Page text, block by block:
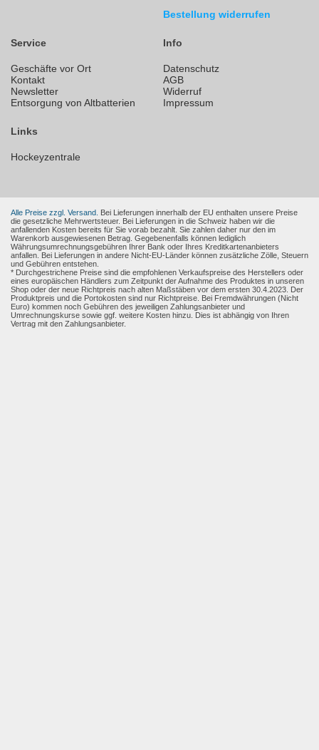
Bestellung widerrufen
Service
Geschäfte vor Ort
Kontakt
Newsletter
Entsorgung von Altbatterien
Info
Datenschutz
AGB
Widerruf
Impressum
Links
Hockeyzentrale
Alle Preise zzgl. Versand. Bei Lieferungen innerhalb der EU enthalten unsere Preise
die gesetzliche Mehrwertsteuer. Bei Lieferungen in die Schweiz haben wir die
anfallenden Kosten bereits für Sie vorab bezahlt. Sie zahlen daher nur den im
Warenkorb ausgewiesenen Betrag. Gegebenenfalls können lediglich
Währungsumrechnungsgebühren Ihrer Bank oder Ihres Kreditkartenanbieters
anfallen. Bei Lieferungen in andere Nicht-EU-Länder können zusätzliche Zölle, Steuern
und Gebühren entstehen.
* Durchgestrichene Preise sind die empfohlenen Verkaufspreise des Herstellers oder
eines europäischen Händlers zum Zeitpunkt der Aufnahme des Produktes in unseren
Shop oder der neue Richtpreis nach alten Maßstäben vor dem ersten 30.4.2023. Der
Produktpreis und die Portokosten sind nur Richtpreise. Bei Fremdwährungen (Nicht
Euro) kommen noch Gebühren des jeweiligen Zahlungsanbieter und
Umrechnungskurse sowie ggf. weitere Kosten hinzu. Dies ist abhängig von Ihren
Vertrag mit den Zahlungsanbieter.